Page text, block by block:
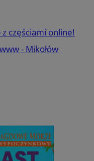
częściami online!
- Mikołów